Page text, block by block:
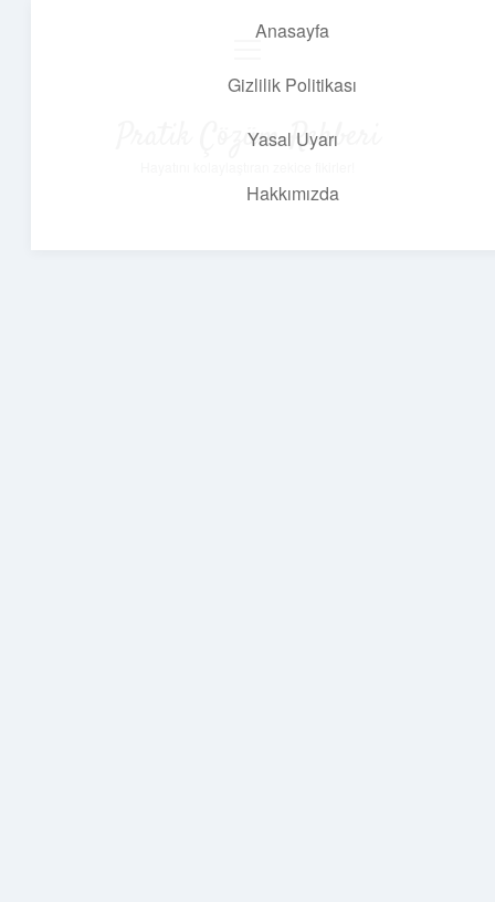
Anasayfa
Gizlilik Politikası
Yasal Uyarı
Hakkımızda
Pratik Çözüm Rehberi